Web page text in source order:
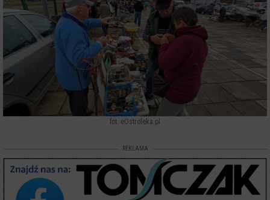
fot. eOstroleka.pl
REKLAMA